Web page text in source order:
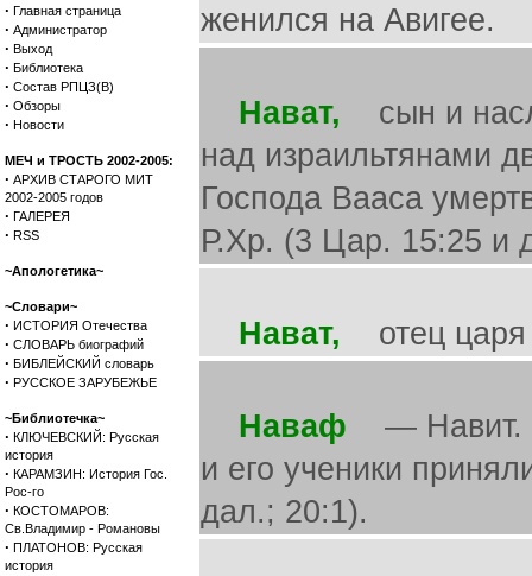
· Главная страница
· Администратор
· Выход
· Библиотека
· Состав РПЦЗ(В)
· Обзоры
· Новости
МЕЧ и ТРОСТЬ 2002-2005:
· АРХИВ СТАРОГО МИТ
2002-2005 годов
· ГАЛЕРЕЯ
· RSS
~Апологетика~
~Словари~
· ИСТОРИЯ Отечества
· СЛОВАРЬ биографий
· БИБЛЕЙСКИЙ словарь
· РУССКОЕ ЗАРУБЕЖЬЕ
~Библиотечка~
· КЛЮЧЕВСКИЙ: Русская
история
· КАРАМЗИН: История Гос.
Рос-го
· КОСТОМАРОВ:
Св.Владимир - Романовы
· ПЛАТОНОВ: Русская
история
женился на Авигее.
Нават, сын и
над израильтянами
Господа Вааса
Р.Хр. (3 Цар. 15:25 и
Нават, отец царя
Наваф — Навит.
и его ученики
дал.; 20:1).